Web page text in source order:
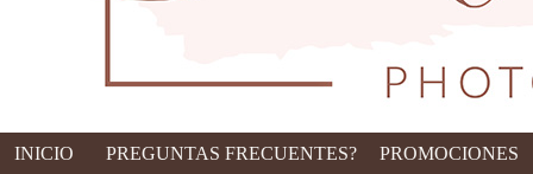
INICIO PREGUNTAS FRECUENTES? PROMOCIONES